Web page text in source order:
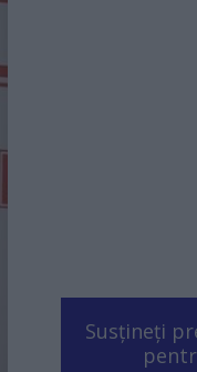
Susțineți